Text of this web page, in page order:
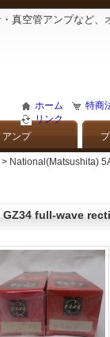
真空管アンプなど
ホーム
特商
リンク
アンプ
> National(Matsushita)
full-wave